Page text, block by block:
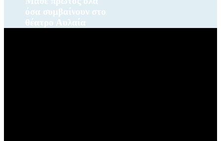
όσα συμβαίνουν στο
θέατρο Αυλαία